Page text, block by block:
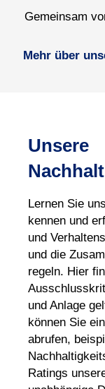
Gemeinsam
Mehr über
Unsere
Lernen Sie
kennen und
und
und die
regeln. Hier
und Anlage
können Sie
abrufen,
Ratings